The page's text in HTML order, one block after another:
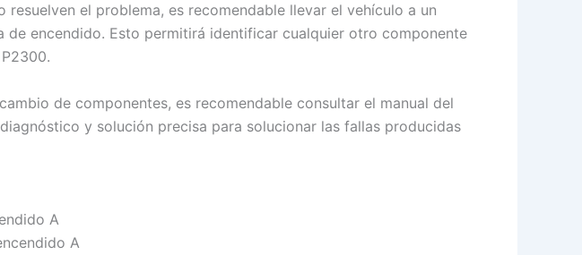
resuelven el problema, es recomendable llevar el vehículo a un
encendido. Esto permitirá identificar cualquier otro componente
de componentes, es recomendable consultar el manual del
y solución precisa para solucionar las fallas producidas
A
A